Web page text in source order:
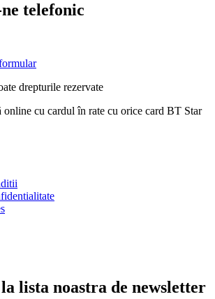
telefonic
drepturile rezervate
online cu cardul în rate cu orice card BT Star
lista noastra de newsletter